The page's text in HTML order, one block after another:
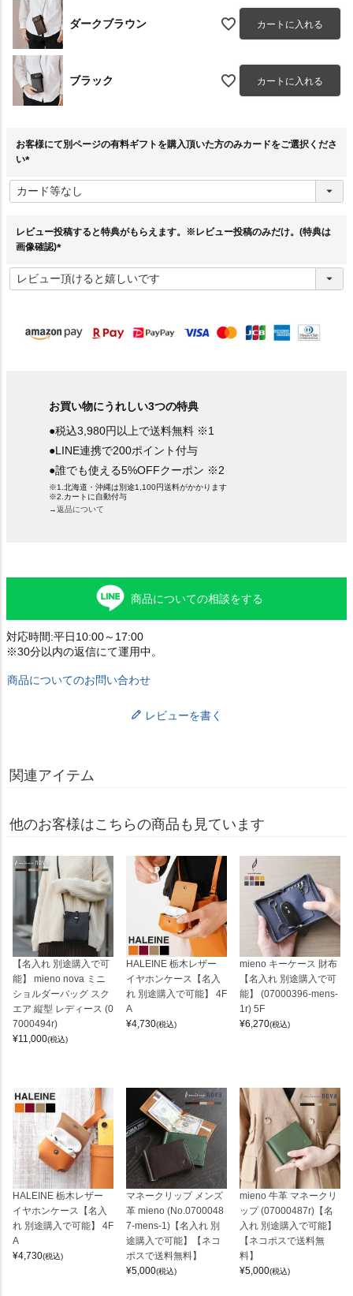
ダークブラウン カートに入れる
ブラック カートに入れる
お客様にて別ページの有料ギフトを購入頂いた方のみカードをご選択くださ
い
必
須
レビュー投稿すると特典がもらえます。※レビュー投稿のみだけ。(特典は
画像確認)
必
須
お買い物にうれしい3つの特典
●税込3,980円以上で送料無料 ※1
●LINE連携で200ポイント付与
●誰でも使える5%OFFクーポン ※2
※1.北海道・沖縄は別途1,100円送料がかかります
※2.カートに自動付与
→返品について
商品についての相談をする
対応時間:平日10:00～17:00
※30分以内の返信にて運用中。
商品についてのお問い合わせ
レビューを書く
関連アイテム
他のお客様はこちらの商品も見ています
【名入れ 別途購入で可
能】 mieno nova ミニ
ショルダーバッグ スク
エア 縦型 レディース (0
7000494r)
¥11,000(税込)
HALEINE 栃木レザー
イヤホンケース【名入
れ 別途購入で可能】 4F
A
¥4,730(税込)
mieno キーケース 財布
【名入れ 別途購入で可
能】 (07000396-mens-
1r) 5F
¥6,270(税込)
HALEINE 栃木レザー
イヤホンケース【名入
れ 別途購入で可能】 4F
A
¥4,730(税込)
マネークリップ メンズ
革 mieno (No.0700048
7-mens-1)【名入れ 別
途購入で可能】【ネコ
ポスで送料無料】
¥5,000(税込)
mieno 牛革 マネークリ
ップ (07000487r)【名
入れ 別途購入で可能】
【ネコポスで送料無
料】
¥5,000(税込)